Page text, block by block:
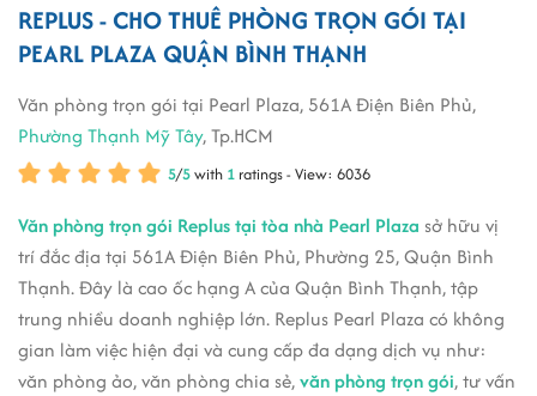
REPLUS - CHO THUÊ PHÒNG TRỌN GÓI TẠI
PEARL PLAZA QUẬN BÌNH THẠNH
Văn phòng trọn gói tại Pearl Plaza, 561A Điện Biên Phủ,
Phường Thạnh Mỹ Tây, Tp.HCM
5/5with 1 ratings - View: 6036
Văn phòng trọn gói Replus tại tòa nhà Pearl Plaza sở hữu vị
trí đắc địa tại 561A Điện Biên Phủ, Phường 25, Quận Bình
Thạnh. Đây là cao ốc hạng A của Quận Bình Thạnh, tập
trung nhiều doanh nghiệp lớn. Replus Pearl Plaza có không
gian làm việc hiện đại và cung cấp đa dạng dịch vụ như:
văn phòng ảo, văn phòng chia sẻ,văn phòng trọn gói, tư vấn